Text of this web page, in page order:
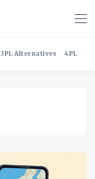
3PL Alternatives 4PL